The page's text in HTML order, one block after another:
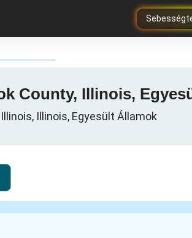
County, Illinois,
Illinois, Egyesült Államok